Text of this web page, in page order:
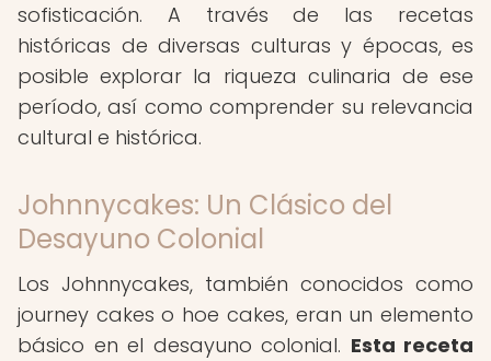
sofisticación. A través de las recetas
históricas de diversas culturas y épocas, es
posible explorar la riqueza culinaria de ese
período, así como comprender su relevancia
cultural e histórica.
Johnnycakes: Un Clásico del
Desayuno Colonial
Los Johnnycakes, también conocidos como
journey cakes o hoe cakes, eran un elemento
básico en el desayuno colonial. Esta receta